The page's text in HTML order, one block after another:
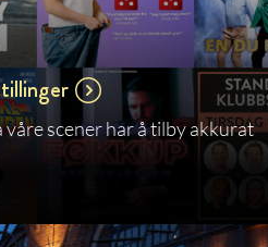
våre scener har å tilby akkurat